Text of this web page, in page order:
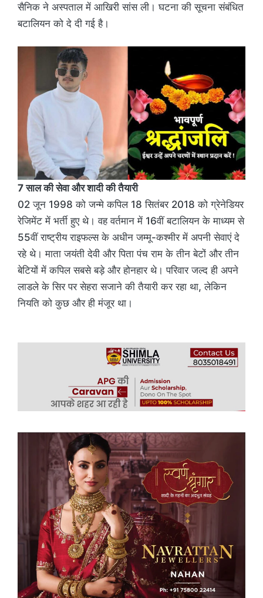
सैनिक ने अस्पताल में आखिरी सांस ली। घटना की सूचना संबंधित
बटालियन को दे दी गई है।
7 साल की सेवा और शादी की तैयारी
02 जून 1998 को जन्मे कपिल 18 सितंबर 2018 को ग्रेनेडियर
रेजिमेंट में भर्ती हुए थे। वह वर्तमान में 16वीं बटालियन के माध्यम से
55वीं राष्ट्रीय राइफल्स के अधीन जम्मू-कश्मीर में अपनी सेवाएं दे
रहे थे। माता जयंती देवी और पिता पंच राम के तीन बेटों और तीन
बेटियों में कपिल सबसे बड़े और होनहार थे। परिवार जल्द ही अपने
लाडले के सिर पर सेहरा सजाने की तैयारी कर रहा था, लेकिन
नियति को कुछ और ही मंजूर था।